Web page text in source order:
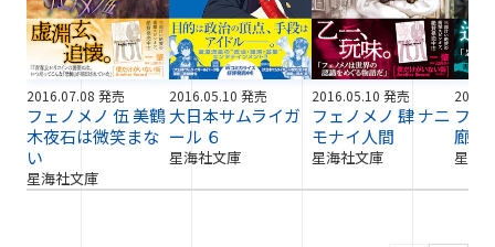
2016.07.08 発売
フェノメノ 伍 美鶴
木夜石は微笑まな
い
星海社文庫
2016.05.10 発売
大日本サムライガ
ール ６
星海社文庫
2016.05.10 発売
フェノメノ 肆 ナニ
モナイ人間
星海社文庫
フェ
廊事
星海